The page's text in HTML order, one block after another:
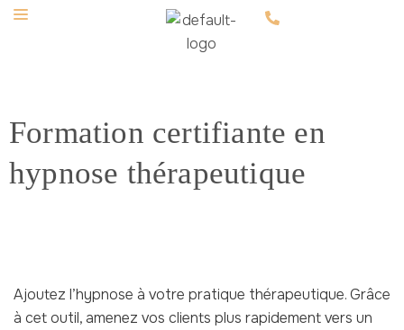
Formation certifiante en
hypnose thérapeutique
Ajoutez l’hypnose à votre pratique thérapeutique. Grâce
à cet outil, amenez vos clients plus rapidement vers un